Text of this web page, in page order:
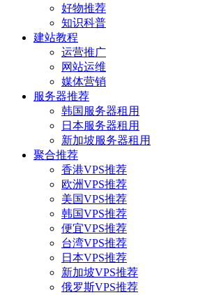
好物推荐
知识科普
建站教程
运营推广
网站运维
媒体营销
服务器推荐
韩国服务器租用
日本服务器租用
新加坡服务器租用
聚合推荐
香港VPS推荐
欧洲VPS推荐
美国VPS推荐
韩国VPS推荐
便宜VPS推荐
台湾VPS推荐
日本VPS推荐
新加坡VPS推荐
俄罗斯VPS推荐